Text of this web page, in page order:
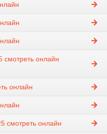
смотреть онлайн
онлайн
смотреть онлайн